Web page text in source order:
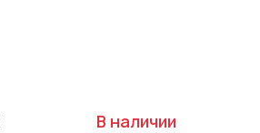
В наличии